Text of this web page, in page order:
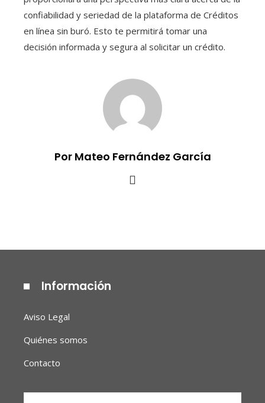
confiabilidad y seriedad de la plataforma de Créditos
en línea sin buró. Esto te permitirá tomar una
decisión informada y segura al solicitar un crédito.
Por Mateo Fernández García
Información
Aviso Legal
Quiénes somos
Contacto